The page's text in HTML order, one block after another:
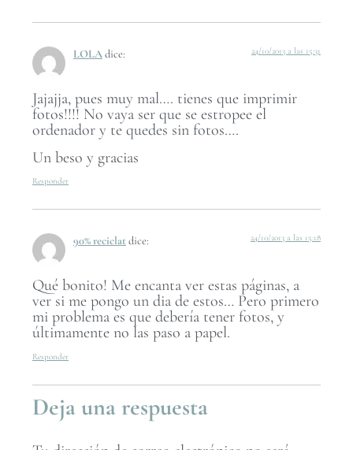
LOLAdice: 24/10/2013 a las 15:31
Jajajja, pues muy mal…. tienes que imprimir
fotos!!!! No vaya ser que se estropee el
ordenador y te quedes sin fotos….
Un beso y gracias
Responder
90% reciclatdice: 24/10/2013 a las 15:18
Qué bonito! Me encanta ver estas páginas, a
ver si me pongo un dia de estos… Pero primero
mi problema es que debería tener fotos, y
últimamente no las paso a papel.
Responder
Deja una respuesta